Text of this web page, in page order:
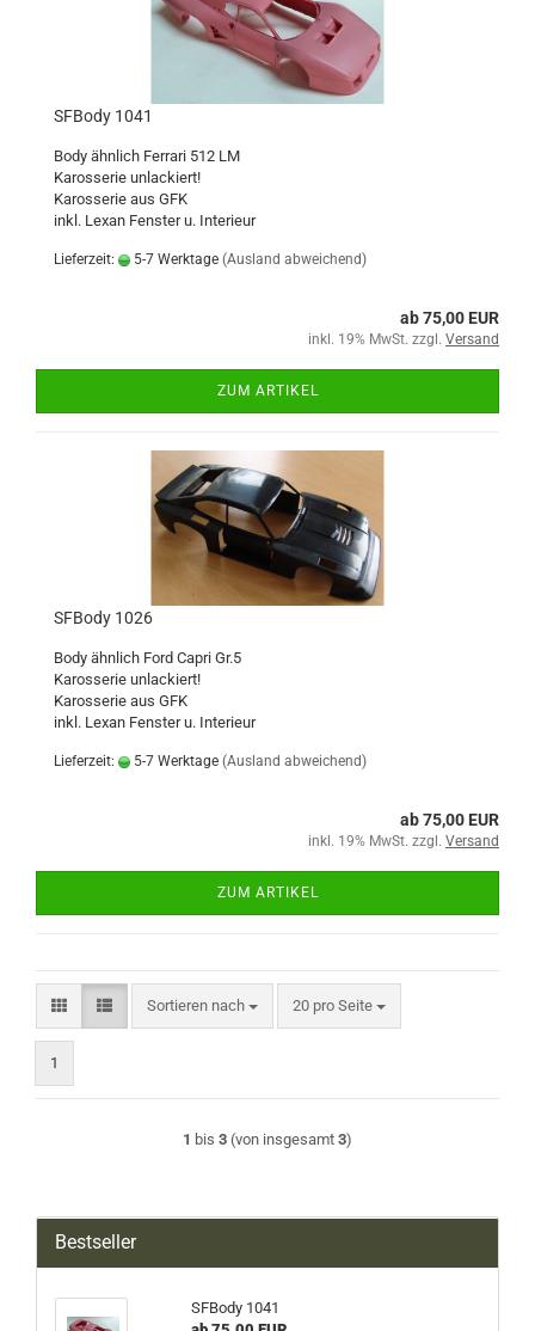
SFBody 1041
Body ähnlich Ferrari 512 LM
Karosserie unlackiert!
Karosserie aus GFK
inkl. Lexan Fenster u. Interieur
Lieferzeit: 5-7 Werktage (Ausland abweichend)
ab 75,00 EUR
inkl. 19% MwSt. zzgl. Versand
ZUM ARTIKEL
SFBody 1026
Body ähnlich Ford Capri Gr.5
Karosserie unlackiert!
Karosserie aus GFK
inkl. Lexan Fenster u. Interieur
Lieferzeit: 5-7 Werktage (Ausland abweichend)
ab 75,00 EUR
inkl. 19% MwSt. zzgl. Versand
ZUM ARTIKEL
Sortieren nach
Sortieren nach 20 pro Seite
pro Seite
1
1 bis 3 (von insgesamt 3)
Bestseller
SFBody 1041